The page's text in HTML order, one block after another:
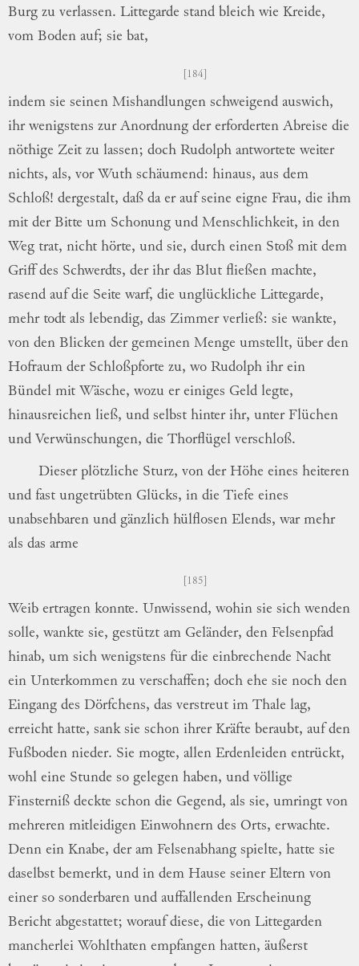
Burg zu verlassen. Littegarde stand bleich wie Kreide,
vom Boden auf; sie bat,
184
indem sie seinen Mishandlungen schweigend auswich,
ihr wenigstens zur Anordnung der erforderten Abreise die
nöthige Zeit zu lassen; doch Rudolph antwortete weiter
nichts, als, vor Wuth schäumend: hinaus, aus dem
Schloß! dergestalt, daß da er auf seine eigne Frau, die ihm
mit der Bitte um Schonung und Menschlichkeit, in den
Weg trat, nicht hörte, und sie, durch einen Stoß mit dem
Griff des Schwerdts, der ihr das Blut fließen machte,
rasend auf die Seite warf, die unglückliche Littegarde,
mehr todt als lebendig, das Zimmer verließ: sie wankte,
von den Blicken der gemeinen Menge umstellt, über den
Hofraum der Schloßpforte zu, wo Rudolph ihr ein
Bündel mit Wäsche, wozu er einiges Geld legte,
hinausreichen ließ, und selbst hinter ihr, unter Flüchen
und Verwünschungen, die Thorflügel verschloß.
Dieser plötzliche Sturz, von der Höheeines heiteren
und fast ungetrübten Glücks, in die Tiefe eines
unabsehbaren und gänzlich hülflosen Elends, war mehr
als das arme
185
Weib ertragen konnte. Unwissend, wohin sie sich wenden
solle, wankte sie, gestützt am Geländer, den Felsenpfad
hinab, um sich wenigstens für die einbrechende Nacht
ein Unterkommen zu verschaffen; doch ehe sie noch den
Eingang des Dörfchens, das verstreut im Thale lag,
erreicht hatte, sank sie schon ihrer Kräfte beraubt, auf den
Fußboden nieder. Sie mogte, allen Erdenleiden entrückt,
wohl eine Stunde so gelegen haben, und völlige
Finsterniß deckte schon die Gegend, als sie, umringt von
mehreren mitleidigen Einwohnern des Orts, erwachte.
Denn ein Knabe, der am Felsenabhang spielte, hatte sie
daselbst bemerkt, und in dem Hause seiner Eltern von
einer so sonderbaren und auffallenden Erscheinung
Bericht abgestattet; worauf diese, die von Littegarden
mancherlei Wohlthaten empfangen hatten, äußerst